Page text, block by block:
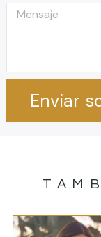
Enviar